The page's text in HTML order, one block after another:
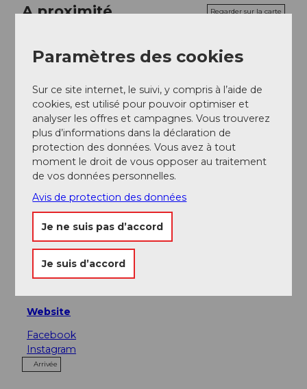
A proximité Regarder sur la carte
Evénement
A voir
Excursions
Adresse
Restaurant Izakaya Nozomi
Löwengraben 18
6004Luzern
+41 (0)41 417 01 98
Website
Facebook
Instagram
Arrivée
Paramètres des cookies
Sur ce site internet, le suivi, y compris à l’aide de
cookies, est utilisé pour pouvoir optimiser et
analyser les offres et campagnes. Vous trouverez
plus d’informations dans la déclaration de
protection des données. Vous avez à tout
moment le droit de vous opposer au traitement
de vos données personnelles.
Avis de protection des données
Je ne suis pas d’accord
Je suis d’accord